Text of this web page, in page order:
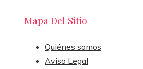
Mapa Del Sitio
Quiénes somos
Aviso Legal